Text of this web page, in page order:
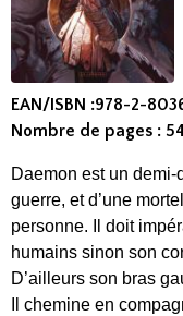
EAN/ISBN :978-2-
Nombre de pages : 54
Daemon est un demi-
guerre, et d’une
personne. Il doit
humains sinon son
D’ailleurs son bras
Il chemine en